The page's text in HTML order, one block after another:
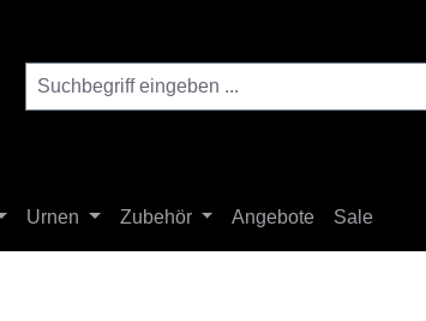
Urnen Zubehör Angebote Sale